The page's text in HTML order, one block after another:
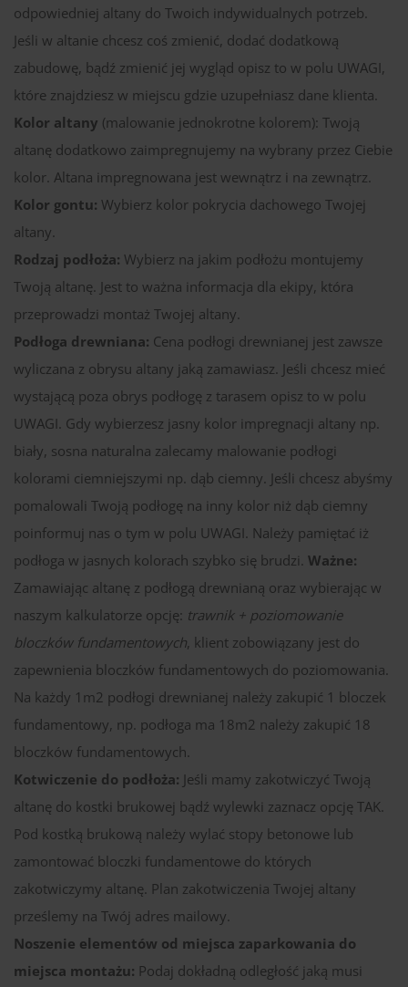
odpowiedniej altany do Twoich indywidualnych potrzeb.
Jeśli w altanie chcesz coś zmienić, dodać dodatkową
zabudowę, bądź zmienić jej wygląd opisz to w polu UWAGI,
które znajdziesz w miejscu gdzie uzupełniasz dane klienta.
Kolor altany (malowanie jednokrotne kolorem): Twoją
altanę dodatkowo zaimpregnujemy na wybrany przez Ciebie
kolor. Altana impregnowana jest wewnątrz i na zewnątrz.
Kolor gontu: Wybierz kolor pokrycia dachowego Twojej
altany.
Rodzaj podłoża: Wybierz na jakim podłożu montujemy
Twoją altanę. Jest to ważna informacja dla ekipy, która
przeprowadzi montaż Twojej altany.
Podłoga drewniana: Cena podłogi drewnianej jest zawsze
wyliczana z obrysu altany jaką zamawiasz. Jeśli chcesz mieć
wystającą poza obrys podłogę z tarasem opisz to w polu
UWAGI. Gdy wybierzesz jasny kolor impregnacji altany np.
biały, sosna naturalna zalecamy malowanie podłogi
kolorami ciemniejszymi np. dąb ciemny. Jeśli chcesz abyśmy
pomalowali Twoją podłogę na inny kolor niż dąb ciemny
poinformuj nas o tym w polu UWAGI. Należy pamiętać iż
podłoga w jasnych kolorach szybko się brudzi. Ważne:
Zamawiając altanę z podłogą drewnianą oraz wybierając w
naszym kalkulatorze opcję: trawnik + poziomowanie
bloczków fundamentowych, klient zobowiązany jest do
zapewnienia bloczków fundamentowych do poziomowania.
Na każdy 1m2 podłogi drewnianej należy zakupić 1 bloczek
fundamentowy, np. podłoga ma 18m2 należy zakupić 18
bloczków fundamentowych.
Kotwiczenie do podłoża: Jeśli mamy zakotwiczyć Twoją
altanę do kostki brukowej bądź wylewki zaznacz opcję TAK.
Pod kostką brukową należy wylać stopy betonowe lub
zamontować bloczki fundamentowe do których
zakotwiczymy altanę. Plan zakotwiczenia Twojej altany
prześlemy na Twój adres mailowy.
Noszenie elementów od miejsca zaparkowania do
miejsca montażu: Podaj dokładną odległość jaką musi